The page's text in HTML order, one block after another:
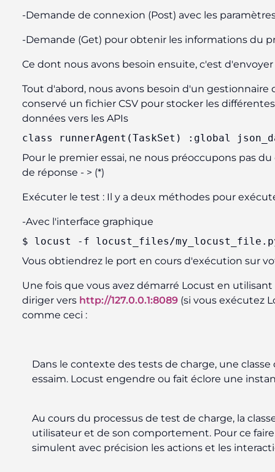
-Demande de connexion (Post) avec les
-Demande (Get) pour obtenir les informations du
Ce dont nous avons besoin ensuite, c'est
Tout d'abord, nous avons besoin d'un
conservé un fichier CSV pour stocker les
données vers les APIs
class
runnerAgent (TaskSet ) : global
Pour le premier essai, ne nous préoccupons pas
de réponse - > (*)
Exécuter le test : Il y a deux méthodes pour
-Avec l'interface graphique
$ locust
-f locust_files/
Vous obtiendrez le port en cours d'exécution sur
Une fois que vous avez démarré Locust en
diriger vers http://127.0.0.1:8089 (si vous exécutez
comme ceci :
Dans le contexte des tests de charge, une
essaim. Locust engendre ou fait éclore une
Au cours du processus de test de charge, la
utilisateur et de son comportement. Pour ce
simulent avec précision les actions et les